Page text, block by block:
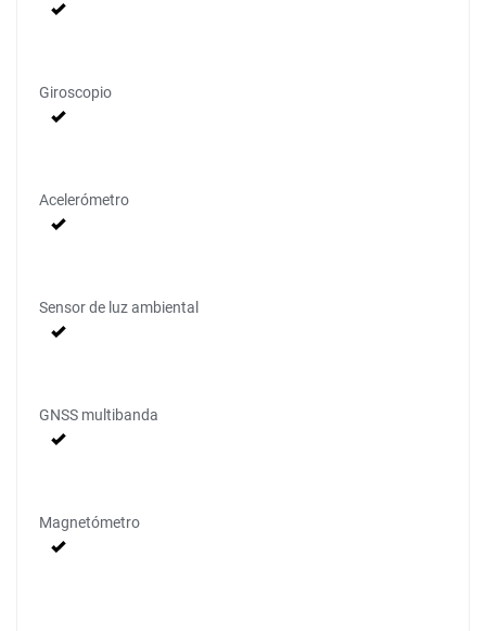
Giroscopio
Acelerómetro
Sensor de luz ambiental
GNSS multibanda
Magnetómetro